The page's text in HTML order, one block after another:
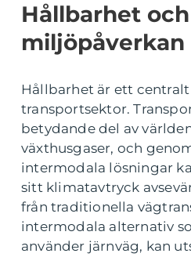
Hållbarhet och
miljöpåverkan
Hållbarhet är ett
transportsektor.
betydande del av
växthusgaser, och
intermodala lösningar
sitt klimatavtryck
från traditionella
intermodala alternativ
använder järnväg, kan